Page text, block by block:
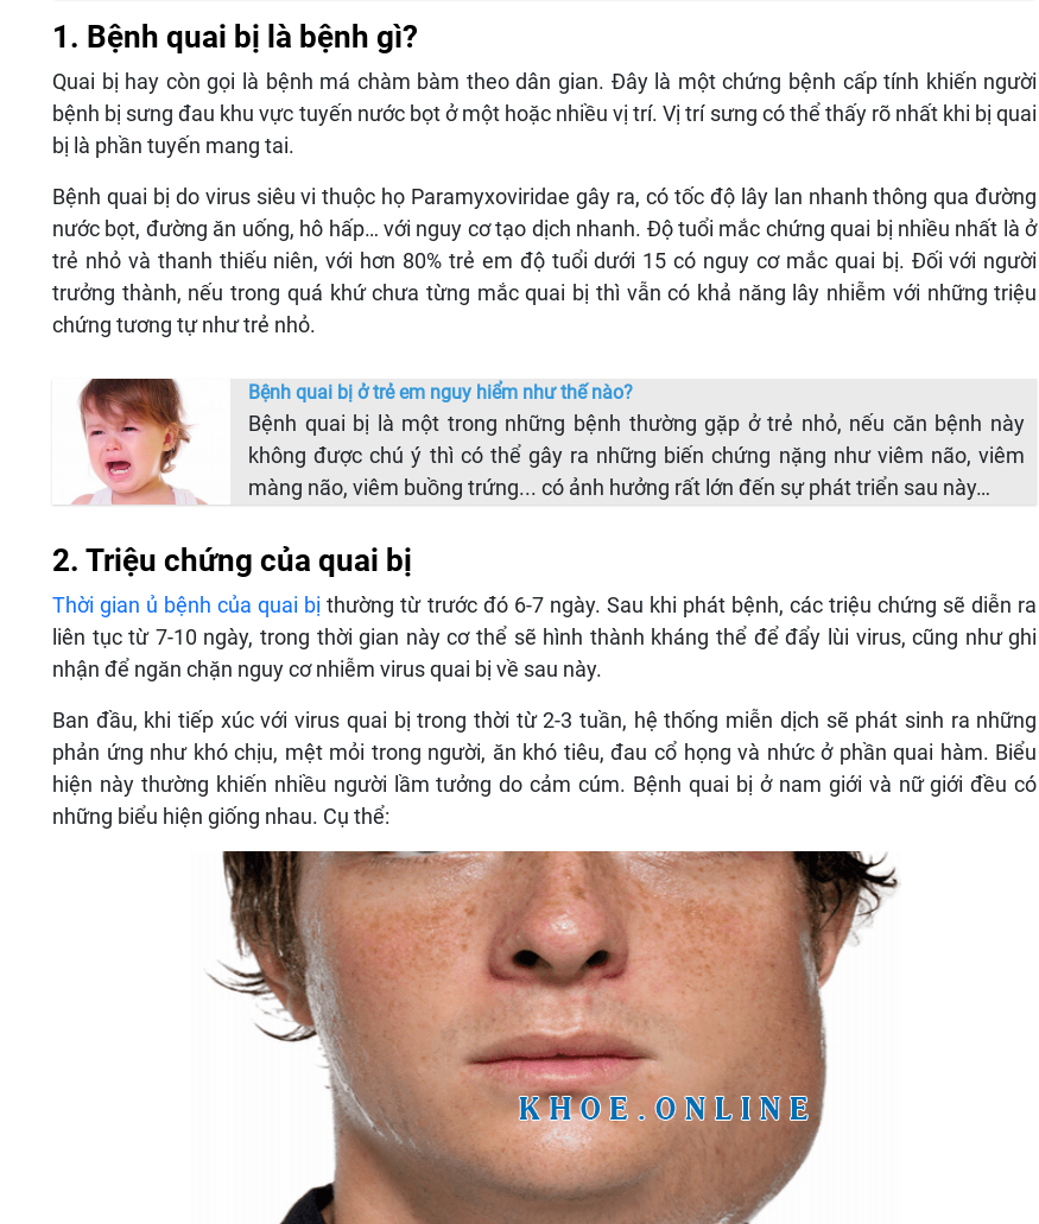
1. Bệnh quai bị là bệnh gì?
Quai bị hay còn gọi là bệnh má chàm bàm theo dân gian. Đây là một chứng bệnh cấp tính khiến người
bệnh bị sưng đau khu vực tuyến nước bọt ở một hoặc nhiều vị trí. Vị trí sưng có thể thấy rõ nhất khi bị quai
bị là phần tuyến mang tai.
Bệnh quai bị do virus siêu vi thuộc họ Paramyxoviridae gây ra, có tốc độ lây lan nhanh thông qua đường
nước bọt, đường ăn uống, hô hấp… với nguy cơ tạo dịch nhanh. Độ tuổi mắc chứng quai bị nhiều nhất là ở
trẻ nhỏ và thanh thiếu niên, với hơn 80% trẻ em độ tuổi dưới 15 có nguy cơ mắc quai bị. Đối với người
trưởng thành, nếu trong quá khứ chưa từng mắc quai bị thì vẫn có khả năng lây nhiễm với những triệu
chứng tương tự như trẻ nhỏ.
Bệnh quai bị ở trẻ em nguy hiểm như thế nào?
Bệnh quai bị là một trong những bệnh thường gặp ở trẻ nhỏ, nếu căn bệnh này
không được chú ý thì có thể gây ra những biến chứng nặng như viêm não, viêm
màng não, viêm buồng trứng... có ảnh hưởng rất lớn đến sự phát triển sau này…
2. Triệu chứng của quai bị
Thời gian ủ bệnh của quai bị thường từ trước đó 6-7 ngày. Sau khi phát bệnh, các triệu chứng sẽ diễn ra
liên tục từ 7-10 ngày, trong thời gian này cơ thể sẽ hình thành kháng thể để đẩy lùi virus, cũng như ghi
nhận để ngăn chặn nguy cơ nhiễm virus quai bị về sau này.
Ban đầu, khi tiếp xúc với virus quai bị trong thời từ 2-3 tuần, hệ thống miễn dịch sẽ phát sinh ra những
phản ứng như khó chịu, mệt mỏi trong người, ăn khó tiêu, đau cổ họng và nhức ở phần quai hàm. Biểu
hiện này thường khiến nhiều người lầm tưởng do cảm cúm. Bệnh quai bị ở nam giới và nữ giới đều có
những biểu hiện giống nhau. Cụ thể: